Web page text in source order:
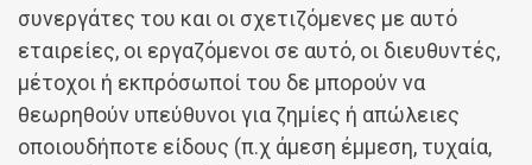
συνεργάτες του και οι σχετιζόμενες με αυτό
εταιρείες, οι εργαζόμενοι σε αυτό, οι διευθυντές,
μέτοχοι ή εκπρόσωποί του δε μπορούν να
θεωρηθούν υπεύθυνοι για ζημίες ή απώλειες
οποιουδήποτε είδους (π.χ άμεση έμμεση, τυχαία,